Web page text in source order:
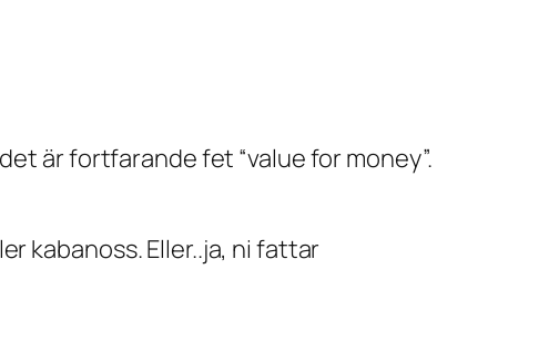
är fortfarande fet “value for money”.
kabanoss. Eller..ja, ni fattar